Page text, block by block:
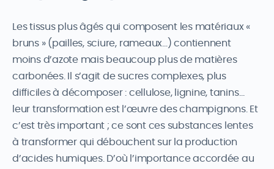
Les tissus plus âgés qui composent les matériaux «
bruns » (pailles, sciure, rameaux…) contiennent
moins d’azote mais beaucoup plus de matières
carbonées. Il s’agit de sucres complexes, plus
difficiles à décomposer : cellulose, lignine, tanins…
leur transformation est l’œuvre des champignons. Et
c’est très important ; ce sont ces substances lentes
à transformer qui débouchent sur la production
d’acides humiques. D’où l’importance accordée au